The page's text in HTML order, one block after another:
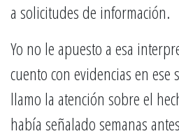
a solicitudes de información.
Yo no le apuesto a esa
cuento con evidencias en
llamo la atención sobre el
había señalado semanas